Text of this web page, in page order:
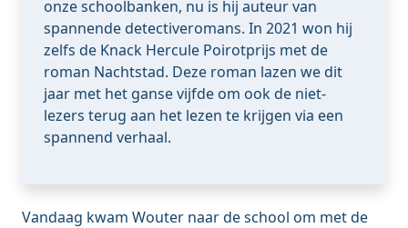
onze schoolbanken, nu is hij auteur van
spannende detectiveromans. In 2021 won hij
zelfs de Knack Hercule Poirotprijs met de
roman Nachtstad. Deze roman lazen we dit
jaar met het ganse vijfde om ook de niet-
lezers terug aan het lezen te krijgen via een
spannend verhaal.
Vandaag kwam Wouter naar de school om met de